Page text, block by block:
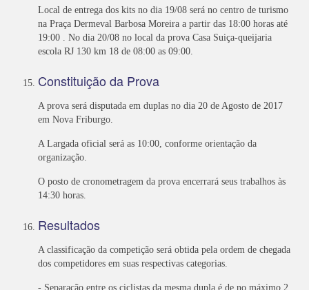
Local de entrega dos kits no dia 19/08 será no centro de turismo
na Praça Dermeval Barbosa Moreira a partir das 18:00 horas até
19:00 . No dia 20/08 no local da prova Casa Suiça-queijaria
escola RJ 130 km 18 de 08:00 as 09:00.
Constituição da Prova
A prova será disputada em duplas no dia 20 de Agosto de 2017
em Nova Friburgo.
A Largada oficial será as 10:00, conforme orientação da
organização.
O posto de cronometragem da prova encerrará seus trabalhos às
14:30 horas.
Resultados
A classificação da competição será obtida pela ordem de chegada
dos competidores em suas respectivas categorias.
- Separação entre os ciclistas da mesma dupla é de no máximo 2